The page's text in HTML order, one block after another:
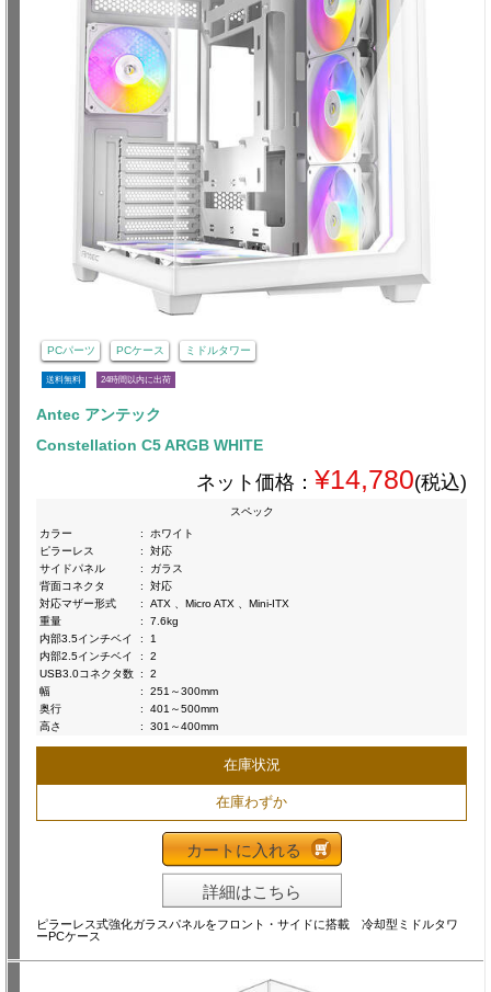
PCパーツ PCケース ミドルタワー
送料無料 24時間以内に出荷
Antec アンテック
Constellation C5 ARGB WHITE
ネット価格： ¥14,780(税込)
スペック
カラー
:
ホワイト
ピラーレス
:
対応
サイドパネル
:
ガラス
背面コネクタ
:
対応
対応マザー形式
:
ATX 、Micro ATX 、Mini-ITX
重量
:
7.6kg
内部3.5インチベイ
:
1
内部2.5インチベイ
:
2
USB3.0コネクタ数 :
2
幅
:
251～300mm
奥行
:
401～500mm
高さ
: 301～400mm
在庫状況
在庫わずか
カートに入れる
詳細はこちら
ピラーレス式強化ガラスパネルをフロント・サイドに搭載 冷却型ミドルタワ
ーPCケース